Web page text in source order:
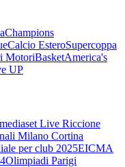
Champions
Calcio EsteroSupercoppa
MotoriBasketAmerica's
UP
Live Riccione
Milano Cortina
per club 2025EICMA
Olimpiadi Parigi